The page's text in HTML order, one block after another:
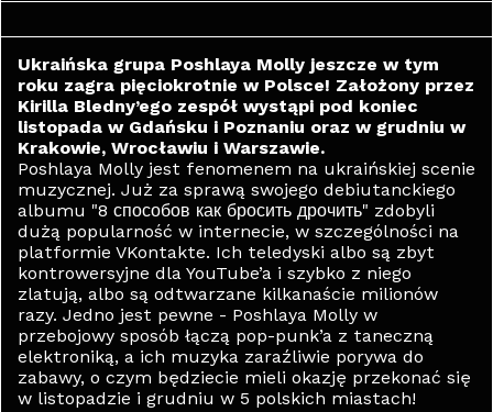
Ukraińska grupa Poshlaya Molly jeszcze w tym
roku zagra pięciokrotnie w Polsce! Założony przez
Kirilla Bledny’ego zespół wystąpi pod koniec
listopada w Gdańsku i Poznaniu oraz w grudniu w
Krakowie, Wrocławiu i Warszawie.
Poshlaya Molly jest fenomenem na ukraińskiej scenie
muzycznej. Już za sprawą swojego debiutanckiego
albumu "8 способов как бросить дрочить" zdobyli
dużą popularność w internecie, w szczególności na
platformie VKontakte. Ich teledyski albo są zbyt
kontrowersyjne dla YouTube’a i szybko z niego
zlatują, albo są odtwarzane kilkanaście milionów
razy. Jedno jest pewne - Poshlaya Molly w
przebojowy sposób łączą pop-punk’a z taneczną
elektroniką, a ich muzyka zaraźliwie porywa do
zabawy, o czym będziecie mieli okazję przekonać się
w listopadzie i grudniu w 5 polskich miastach!